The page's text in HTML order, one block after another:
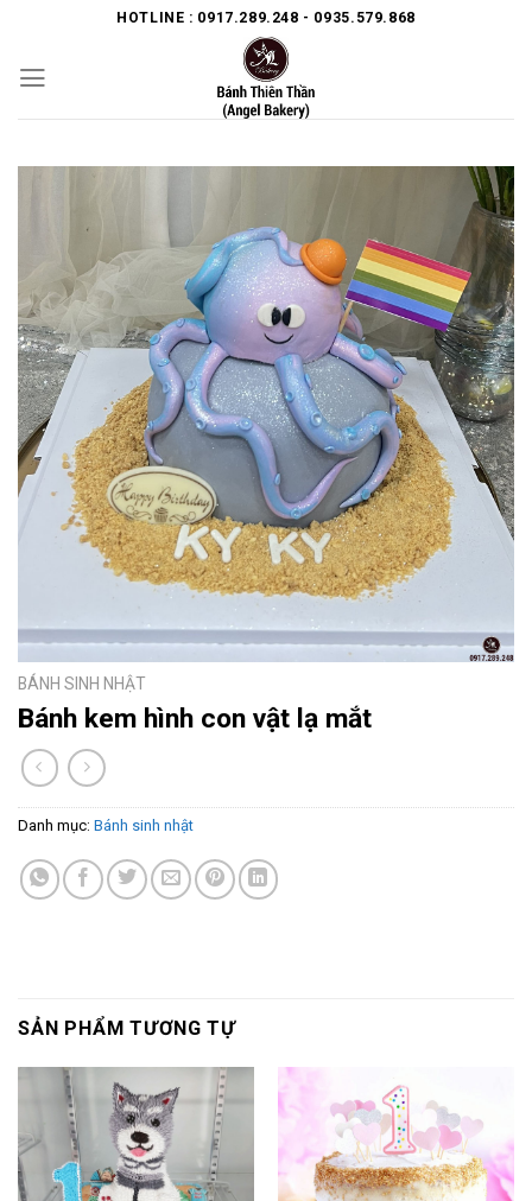
content
HOTLINE : 0917.289.248 - 0935.579.868
BÁNH SINH NHẬT
Bánh kem hình con vật lạ mắt
Danh mục: Bánh sinh nhật
SẢN PHẨM TƯƠNG TỰ